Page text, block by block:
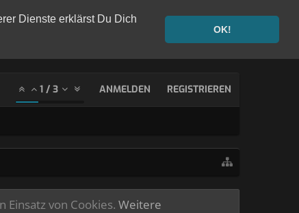
Dienste erklärst Du Dich
OK!
1 / 3 ANMELDEN REGISTRIEREN
von Cookies. Weitere